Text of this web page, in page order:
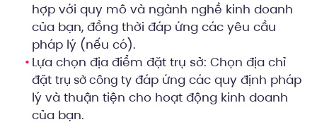
hợp với quy mô và ngành nghề kinh doanh
của bạn, đồng thời đáp ứng các yêu cầu
pháp lý (nếu có).
Lựa chọn địa điểm đặt trụ sở: Chọn địa chỉ
đặt trụ sở công ty đáp ứng các quy định pháp
lý và thuận tiện cho hoạt động kinh doanh
của bạn.